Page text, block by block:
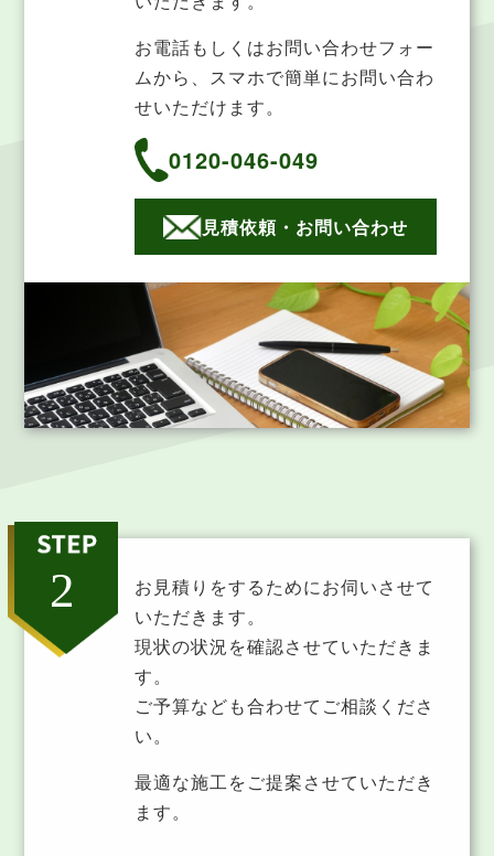
お電話もしくはお問い合わせフォー
ムから、スマホで簡単にお問い合わ
せいただけます。
0120-046-049
見積依頼・お問い合わせ
お見積りをするためにお伺いさせて
いただきます。
現状の状況を確認させていただきま
す。
ご予算なども合わせてご相談くださ
い。
最適な施工をご提案させていただき
ます。